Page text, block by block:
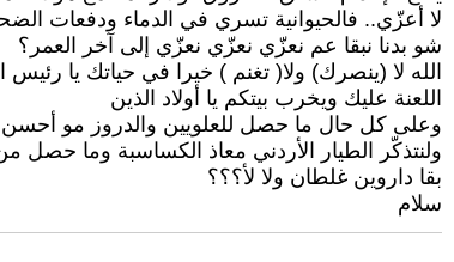
لا أعزّي.. فالحيوانية تسري في الدماء ودفعات
شو بدنا نبقا عم نعزّي نعزّي نعزّي إلى آخر العمر؟
الله لا (ينصرك) ولا( تغنم ) خيرا في حياتك يا
اللعنة عليك ويخرب بيتكم يا أولاد الذين
وعلى كل حال ما حصل للعلويين والدروز مو أحسن
ولنتذكّر الطيار الأردني معاذ الكساسبة وما حصل
بقا داروين غلطان ولا لأ؟؟؟
سلام